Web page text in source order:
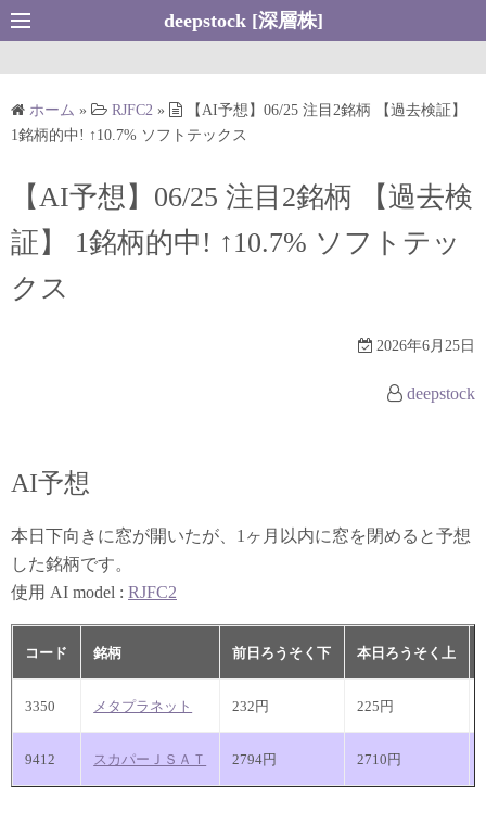
コ
ン
ツ
ッ
deepstock [深層株]
ホーム » RJFC2 »
【AI予想】06/25 注目2銘柄 【過去検証】
1銘柄的中! ↑10.7% ソフトテックス
【AI予想】06/25 注目2銘柄 【過去検
証】 1銘柄的中! ↑10.7% ソフトテッ
クス
2026年6月25日
deepstock
AI予想
本日下向きに窓が開いたが、1ヶ月以内に窓を閉めると予想
した銘柄です。
使用 AI model : RJFC2
コード 銘柄 前日ろうそく下 本日ろうそく上
3350 メタプラネット 232円 225円
9412 スカパーＪＳＡＴ 2794円 2710円